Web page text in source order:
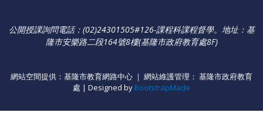
公開授課詢問電話：(02)24301505#126-課程科課程督學。 地址：基
隆市安樂路二段164號8樓(基隆市政府教育處8F)
網站空間提供：基隆市教育網路中心 ｜ 網站維護管理： 基隆市政府教育
處 | Designed by BootstrapMade